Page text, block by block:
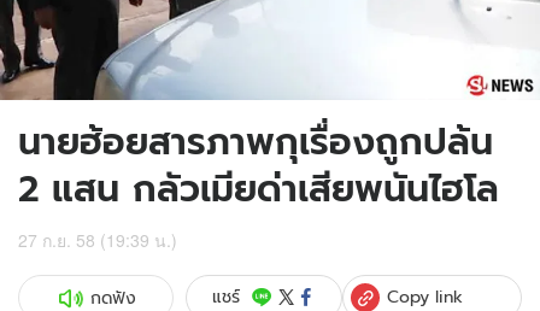
นายฮ้อยสารภาพกุเรื่องถูกปล้น
2 แสน กลัวเมียด่าเสียพนันไฮโล
27 ก.ย. 58 (19:39 น.)
กดฟัง แชร์ Copy link